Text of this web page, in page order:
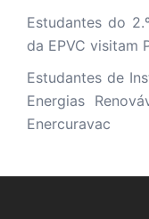
Estudantes do
da EPVC visitam
Estudantes de
Energias
Enercuravac